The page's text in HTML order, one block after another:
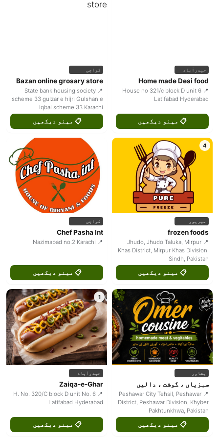
حیدرآباد
Home made Desi food
📍 House no 321/c block D unit 6
Latifabad Hyderabad
📋 مینو دیکھیں
کراچی
Bazan online grosary store
📍 State bank housing society
scheme 33 gulzar e hijri Gulshan e
Iqbal scheme 33 Karachi
📋 مینو دیکھیں
4
میرپور
frozen foods
📍 Jhudo, Jhudo Taluka, Mirpur
Khas District, Mirpur Khas Division,
Sindh, Pakistan
📋 مینو دیکھیں
کراچی
Chef Pasha Int
📍 Nazimabad no.2 Karachi
📋 مینو دیکھیں
پشاور
سبزیاں ، گوشت ، دالیں
📍 Peshawar City Tehsil, Peshawar
District, Peshawar Division, Khyber
Pakhtunkhwa, Pakistan
📋 مینو دیکھیں
1
حیدرآباد
Zaiqa-e-Ghar
📍 H. No. 320/C block D unit No. 6
Latifabad Hyderabad
📋 مینو دیکھیں